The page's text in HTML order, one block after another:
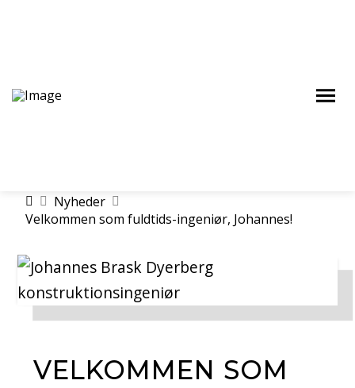
HomeNyheder
Velkommen som fuldtids-ingeniør, Johannes!
VELKOMMEN SOM